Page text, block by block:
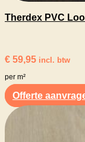
Therdex PVC
€ 59,95 incl. btw
per m²
Offerte